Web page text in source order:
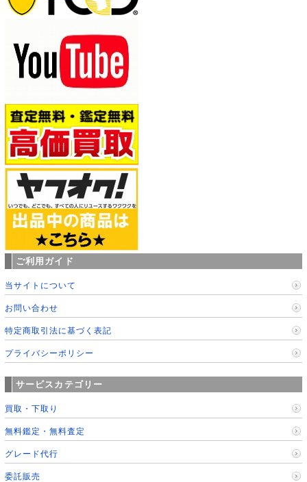
ご利用ガイド
当サイトについて
お問い合わせ
特定商取引法に基づく表記
プライバシーポリシー
サービスカテゴリー
買取・下取り
無料鑑定・無料査定
グレード代行
委託販売